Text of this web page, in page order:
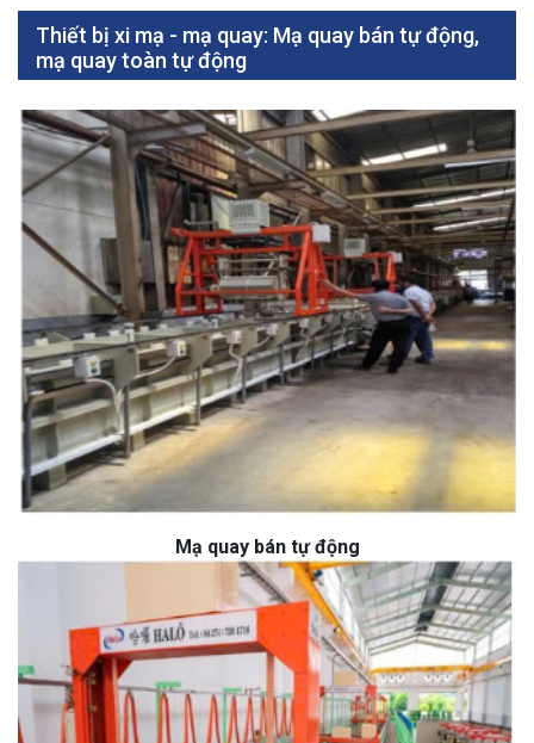
Thiết bị xi mạ - mạ quay: Mạ quay bán tự động,
mạ quay toàn tự động
Mạ quay bán tự động